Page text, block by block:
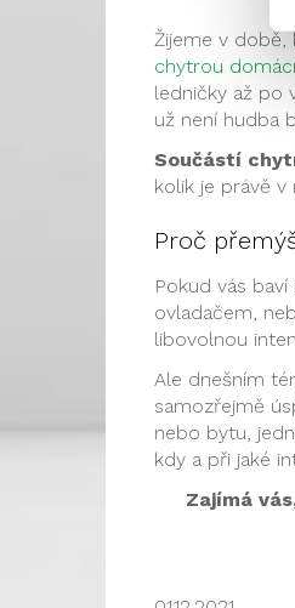
Žijeme v době,
chytrou
ledničky až po
už není hudba
Součástí
kolik je právě
Proč
Pokud vás baví
ovladačem,
libovolnou
Ale dnešním
samozřejmě
nebo bytu,
kdy a při jaké
Zajímá